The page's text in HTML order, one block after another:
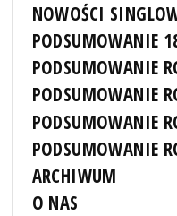
NOWOŚCI
PODSUMOWANIE
PODSUMOWANIE
PODSUMOWANIE
PODSUMOWANIE
PODSUMOWANIE
ARCHIWUM
O NAS